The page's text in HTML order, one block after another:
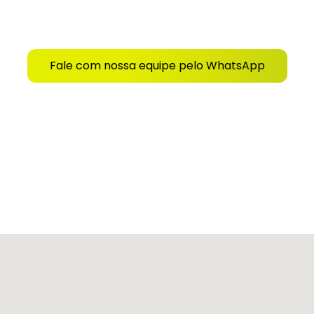
Fale com nossa equipe pelo WhatsApp